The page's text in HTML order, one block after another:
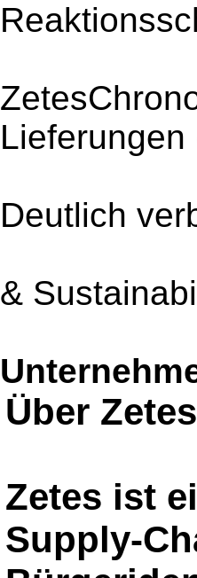
Deutlich
&
Über Zetes
Zetes ist
Supply-